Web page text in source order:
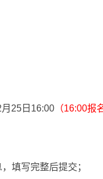
月 25 日 16:00 （16:00报
填写完整后提交；